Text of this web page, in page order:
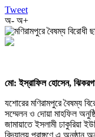
Tweet
অ- অ+
মো: ইস্রাফিল হোসেন,
যশোরের মণিরামপুরে বৈষম্য
সম্মেলন ও দোয়া মাহফিল
জামায়াতে ইসলামী ঢাকুরিয়া
বিদ্যালয় প্রাঙ্গণে এ অনুষ্ঠান